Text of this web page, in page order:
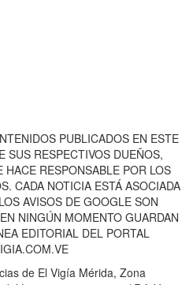
PUBLICADOS EN ESTE
SUS RESPECTIVOS DUEÑOS,
HACE RESPONSABLE POR LOS
CADA NOTICIA ESTÁ ASOCIADA
AVISOS DE GOOGLE SON
NINGÚN MOMENTO GUARDAN
EDITORIAL DEL PORTAL
de El Vigía Mérida, Zona